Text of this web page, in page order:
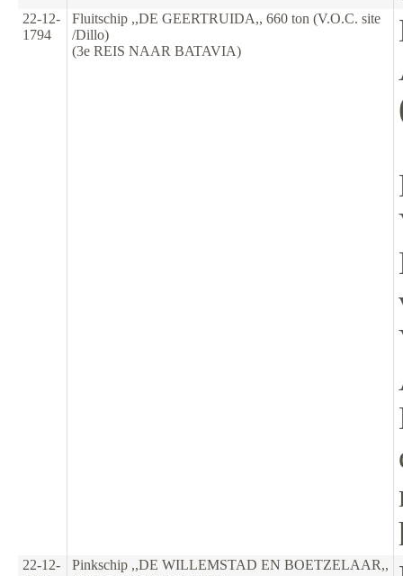
22-12-
1794
Fluitschip ,,DE GEERTRUIDA,, 660 ton (V.O.C. site
/Dillo)
(3e REIS NAAR BATAVIA)
22-12-
Pinkschip ,,DE WILLEMSTAD EN BOETZELAAR,,